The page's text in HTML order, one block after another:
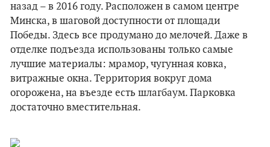
назад – в 2016 году. Расположен в самом центре
Минска, в шаговой доступности от площади
Победы. Здесь все продумано до мелочей. Даже в
отделке подъезда использованы только самые
лучшие материалы: мрамор, чугунная ковка,
витражные окна. Территория вокруг дома
огорожена, на въезде есть шлагбаум. Парковка
достаточно вместительная.